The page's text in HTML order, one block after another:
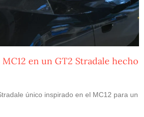
en un GT2 Stradale hecho
único inspirado en el MC12 para un